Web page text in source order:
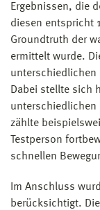
Ergebnissen, die
diesen entspricht
Groundtruth der
ermittelt wurde.
unterschiedlichen
Dabei stellte sich
unterschiedlichen
zählte
Testperson
schnellen
Im Anschluss
berücksichtigt.